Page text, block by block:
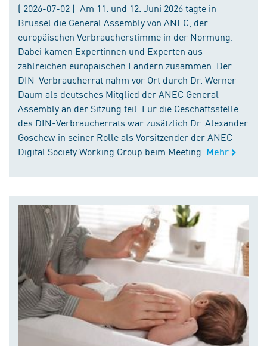
( 2026-07-02 ) Am 11. und 12. Juni 2026 tagte in
Brüssel die General Assembly von ANEC, der
europäischen Verbraucherstimme in der Normung.
Dabei kamen Expertinnen und Experten aus
zahlreichen europäischen Ländern zusammen. Der
DIN-Verbraucherrat nahm vor Ort durch Dr. Werner
Daum als deutsches Mitglied der ANEC General
Assembly an der Sitzung teil. Für die Geschäftsstelle
des DIN-Verbraucherrats war zusätzlich Dr. Alexander
Goschew in seiner Rolle als Vorsitzender der ANEC
Digital Society Working Group beim Meeting. Mehr